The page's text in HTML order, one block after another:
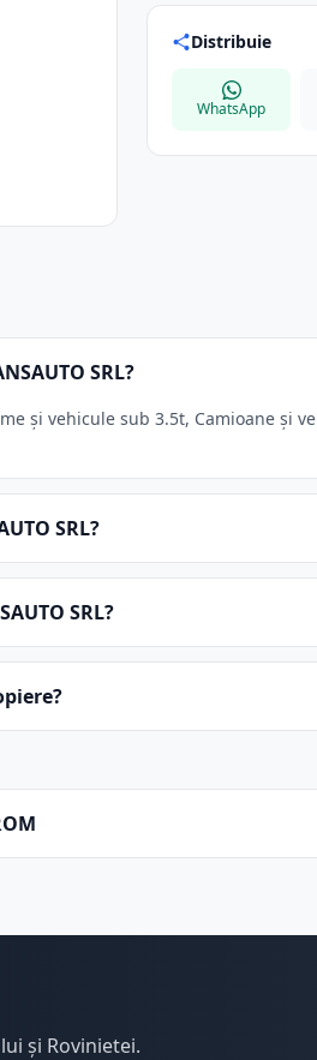
Distribuie
WhatsApp
SRL?
și vehicule sub 3.5t, Camioane și
SRL?
SRL?
și Rovinietei.